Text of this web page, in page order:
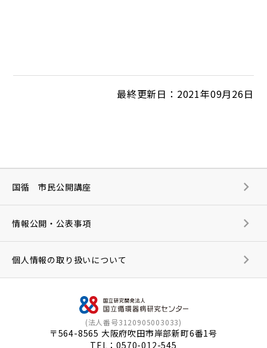
最終更新日：2021年09月26日
(法人番号3120905003033)
〒564-8565 大阪府吹田市岸部新町6番1号
TEL：0570-012-545
国循 市民公開講座
情報公開・公表事項
個人情報の取り扱いについて